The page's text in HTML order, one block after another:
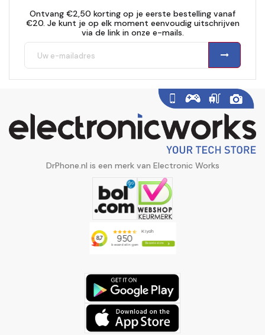
Ontvang €2,50 korting op je eerste bestelling vanaf
€20. Je kunt je op elk moment eenvoudig uitschrijven
via de link in onze e-mails.
DrPhone.nl is een merk van Electronic Works